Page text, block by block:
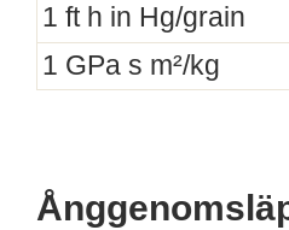
1 ft h in Hg/grain
1 GPa s m²/kg